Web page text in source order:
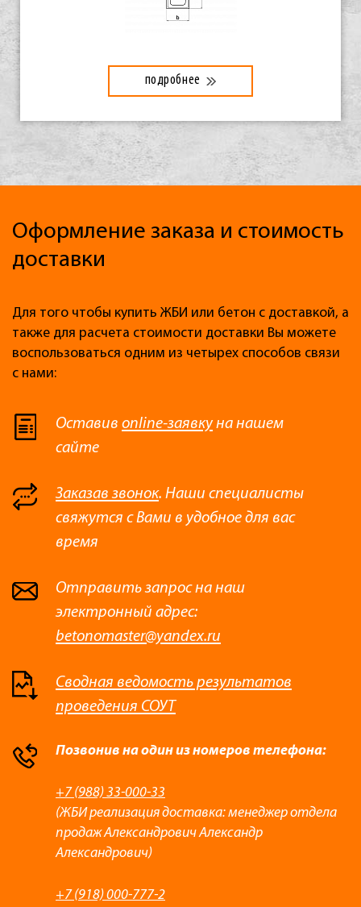
подробнее
Оформление заказа и стоимость
доставки
Для того чтобы купить ЖБИ или бетон с доставкой, а
также для расчета стоимости доставки Вы можете
воспользоваться одним из четырех способов связи
с нами:
Оставив online-заявкуна нашем
сайте
Заказав звонок. Наши специалисты
свяжутся с Вами в удобное для вас
время
Отправить запрос на наш
электронный адрес:
betonomaster@yandex.ru
Сводная ведомость результатов
проведения СОУТ
Позвонив на один из номеров телефона:
+7 (988) 33-000-33
(ЖБИ реализация доставка: менеджер отдела
продаж Александрович Александр
Александрович)
+7 (918) 000-777-2